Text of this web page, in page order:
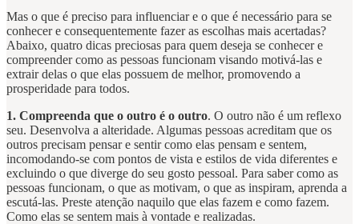
Mas o que é preciso para influenciar e o que é necessário para se
conhecer e consequentemente fazer as escolhas mais acertadas?
Abaixo, quatro dicas preciosas para quem deseja se conhecer e
compreender como as pessoas funcionam visando motivá-las e
extrair delas o que elas possuem de melhor, promovendo a
prosperidade para todos.
1. Compreenda que o outro é o outro. O outro não é um reflexo
seu. Desenvolva a alteridade. Algumas pessoas acreditam que os
outros precisam pensar e sentir como elas pensam e sentem,
incomodando-se com pontos de vista e estilos de vida diferentes e
excluindo o que diverge do seu gosto pessoal. Para saber como as
pessoas funcionam, o que as motivam, o que as inspiram, aprenda a
escutá-las. Preste atenção naquilo que elas fazem e como fazem.
Como elas se sentem mais à vontade e realizadas.